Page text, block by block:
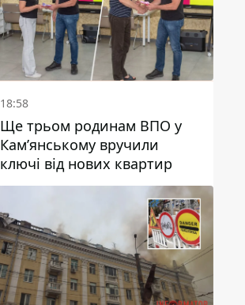
18:58
Ще трьом родинам ВПО у
Кам’янському вручили
ключі від нових квартир